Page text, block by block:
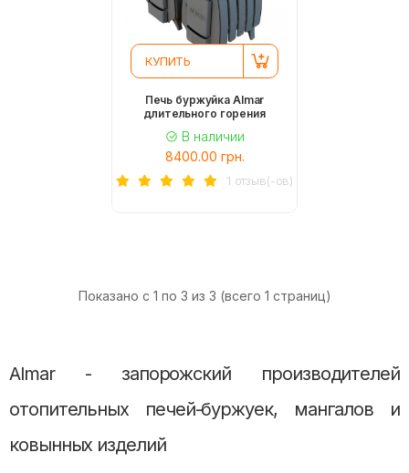
КУПИТЬ
Печь буржуйка Almar
длительного горения
В наличии
8400.00 грн.
1 отзыв(-ов)
Показано с 1 по 3 из 3 (всего 1 страниц)
Almar - запорожский производителей
отопительных печей-буржуек, мангалов и
ковынных изделий